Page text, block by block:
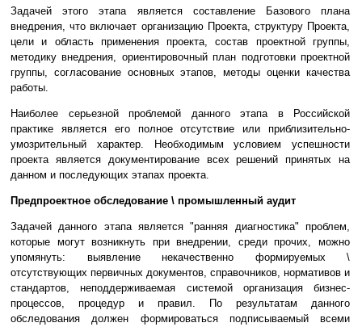
Задачей этого этапа является составление Базового плана
внедрения, что включает организацию Проекта, структуру Проекта,
цели и область применения проекта, состав проектной группы,
методику внедрения, ориентировочный план подготовки проектной
группы, согласование основных этапов, методы оценки качества
работы.
Наиболее серьезной проблемой данного этапа в Российской
практике является его полное отсутствие или приблизительно-
умозрительный характер. Необходимым условием успешности
проекта является документирование всех решений принятых на
данном и последующих этапах проекта.
Предпроектное обследование \ промышленный аудит
Задачей данного этапа является "ранняя диагностика" проблем,
которые могут возникнуть при внедрении, среди прочих, можно
упомянуть: выявление некачественно формируемых \
отсутствующих первичных документов, справочников, нормативов и
стандартов, неподдерживаемая системой организация бизнес-
процессов, процедур и правил. По результатам данного
обследования должен формироваться подписываемый всеми